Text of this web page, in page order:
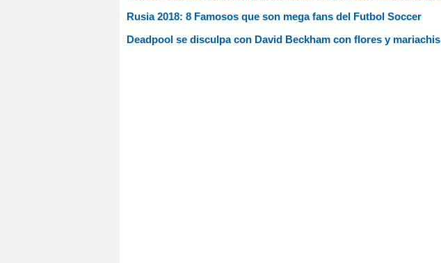
Rusia 2018: 8 Famosos que son mega fans del Futbol Soccer
Deadpool se disculpa con David Beckham con flores y mariachis